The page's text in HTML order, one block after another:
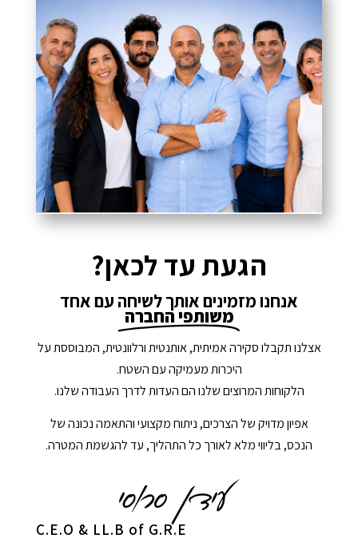
הגעת עד לכאן?
אנחנו מזמינים אותך לשיחה עם אחד
משותפי החברה
אצלנו תקבלו סקירה אמיתית, אותנטית ורלוונטית, המבוססת על
היכרות מעמיקה עם השטח.
הלקוחות המרוצים שלנו הם העדות לדרך העבודה שלנו.
אפיון מדויק של הצרכים, ניתוח מקצועי והתאמה נכונה של
הנכס, בליווי מלא לאורך כל התהליך, עד להגשמת המטרה.
C.E.O & LL.B of G.R.E